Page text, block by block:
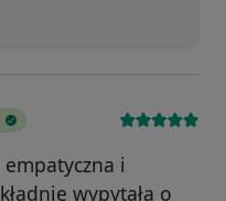
i
wypytała o